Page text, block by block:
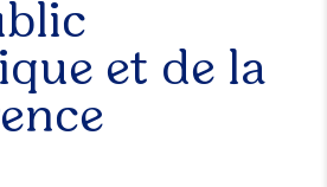
et de la